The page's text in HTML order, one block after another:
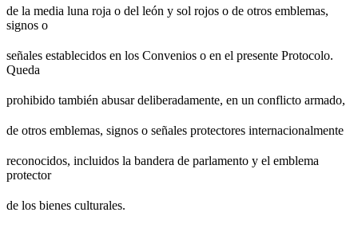
de la media luna roja o del león y sol rojos o de otros emblemas,
signos o
señales establecidos en los Convenios o en el presente Protocolo.
Queda
prohibido también abusar deliberadamente, en un conflicto armado,
de otros emblemas, signos o señales protectores internacionalmente
reconocidos, incluidos la bandera de parlamento y el emblema
protector
de los bienes culturales.